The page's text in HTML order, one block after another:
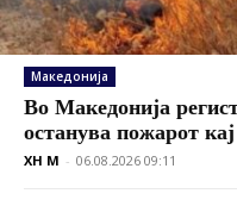
Македонија
Во Македонија
останува пожарот
XH M - 06.08.2026 09:11